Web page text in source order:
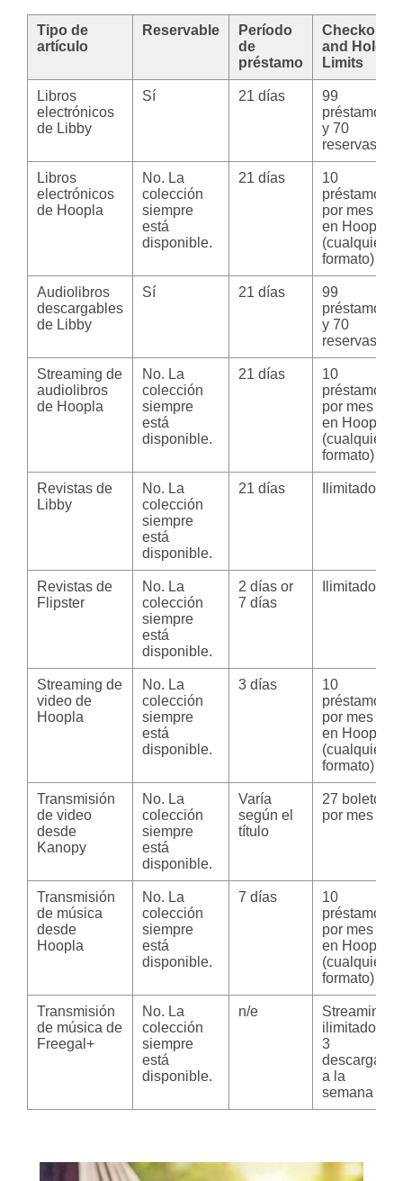
Tipo de
artículo
Reservable
Período
de
préstamo
Checkout
and Hold
Limits
Libros
electrónicos
de Libby
Sí 21 días
99
préstamos
y 70
reservas
Libros
electrónicos
de Hoopla
No. La
colección
siempre
está
disponible.
21 días
10
préstamos
por mes
en Hoopla
(cualquier
formato)
Audiolibros
descargables
de Libby
Sí 21 días
99
préstamos
y 70
reservas
Streaming de
audiolibros
de Hoopla
No. La
colección
siempre
está
disponible.
21 días
10
préstamos
por mes
en Hoopla
(cualquier
formato)
Revistas de
Libby
No. La
colección
siempre
está
disponible.
21 días Ilimitado
Revistas de
Flipster
No. La
colección
siempre
está
disponible.
2 días or
7 días
Ilimitado
Streaming de
video de
Hoopla
No. La
colección
siempre
está
disponible.
3 días
10
préstamos
por mes
en Hoopla
(cualquier
formato)
Transmisión
de video
desde
Kanopy
No. La
colección
siempre
está
disponible.
Varía
según el
título
27 boletos
por mes
Transmisión
de música
desde
Hoopla
No. La
colección
siempre
está
disponible.
7 días
10
préstamos
por mes
en Hoopla
(cualquier
formato)
Transmisión
de música de
Freegal+
No. La
colección
siempre
está
disponible.
n/e
Streaming
ilimitado y
3
descargas
a la
semana